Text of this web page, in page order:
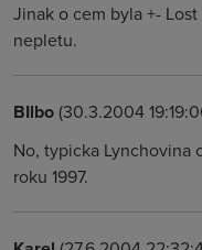
Jinak o cem byla +-
nepletu.
BIlbo(30.3.2004
No, typicka Lynchovina
roku 1997.